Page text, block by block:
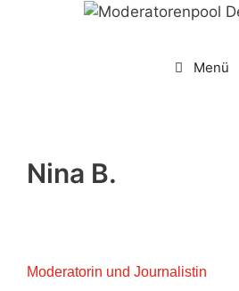
Menü
Nina B.
Moderatorin und Journalistin